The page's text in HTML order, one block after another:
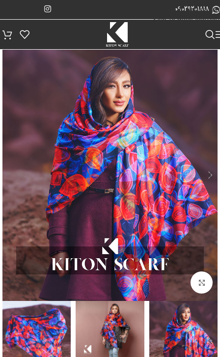
Skip to navigation
Skip to main content
09029201818
بزرگنمایی تصویر